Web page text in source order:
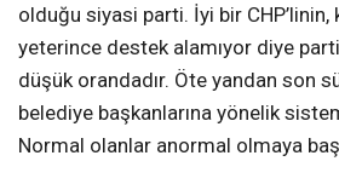
olduğu siyasi parti. İyi bir CHP’linin,
yeterince destek alamıyor diye
düşük orandadır. Öte yandan son
belediye başkanlarına yönelik
Normal olanlar anormal olmaya